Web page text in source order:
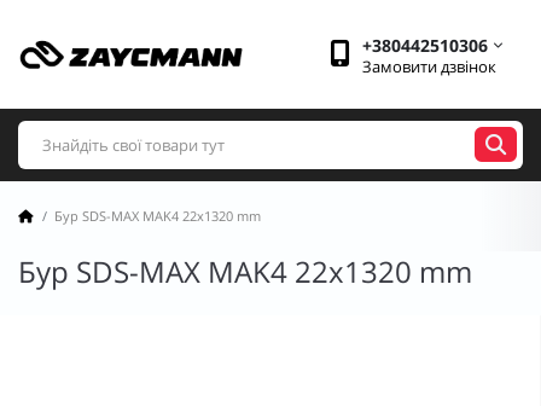
+380442510306
Замовити дзвінок
Бур SDS-MAX MAK4 22x1320 mm
Бур SDS-MAX MAK4 22x1320 mm